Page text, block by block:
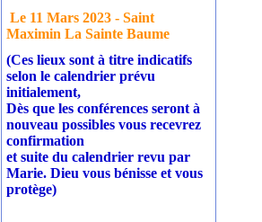
Le 11 Mars 2023 - Saint
Maximin La Sainte Baume
(Ces lieux sont à titre indicatifs
selon le calendrier prévu
initialement,
Dès que les conférences seront à
nouveau possibles vous recevrez
confirmation
et suite du calendrier revu par
Marie. Dieu vous bénisse et vous
protège)